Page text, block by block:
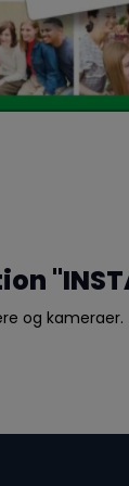
og kameraer.